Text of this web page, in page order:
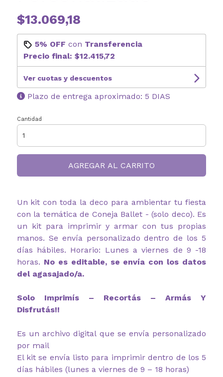
$13.069,18
5% OFF con Transferencia
Precio final: $12.415,72
Ver cuotas y descuentos
Plazo de entrega aproximado: 5 DIAS
Cantidad
AGREGAR AL CARRITO
Un kit con toda la deco para ambientar tu fiesta
con la temática de Coneja Ballet - (solo deco). Es
un kit para imprimir y armar con tus propias
manos. Se envía personalizado dentro de los 5
días hábiles. Horario: Lunes a viernes de 9 -18
horas. No es editable, se envía con los datos
del agasajado/a.
Solo Imprimís – Recortás – Armás Y
Disfrutás!!
Es un archivo digital que se envía personalizado
por mail
El kit se envía listo para imprimir dentro de los 5
días hábiles (lunes a viernes de 9 – 18 horas)